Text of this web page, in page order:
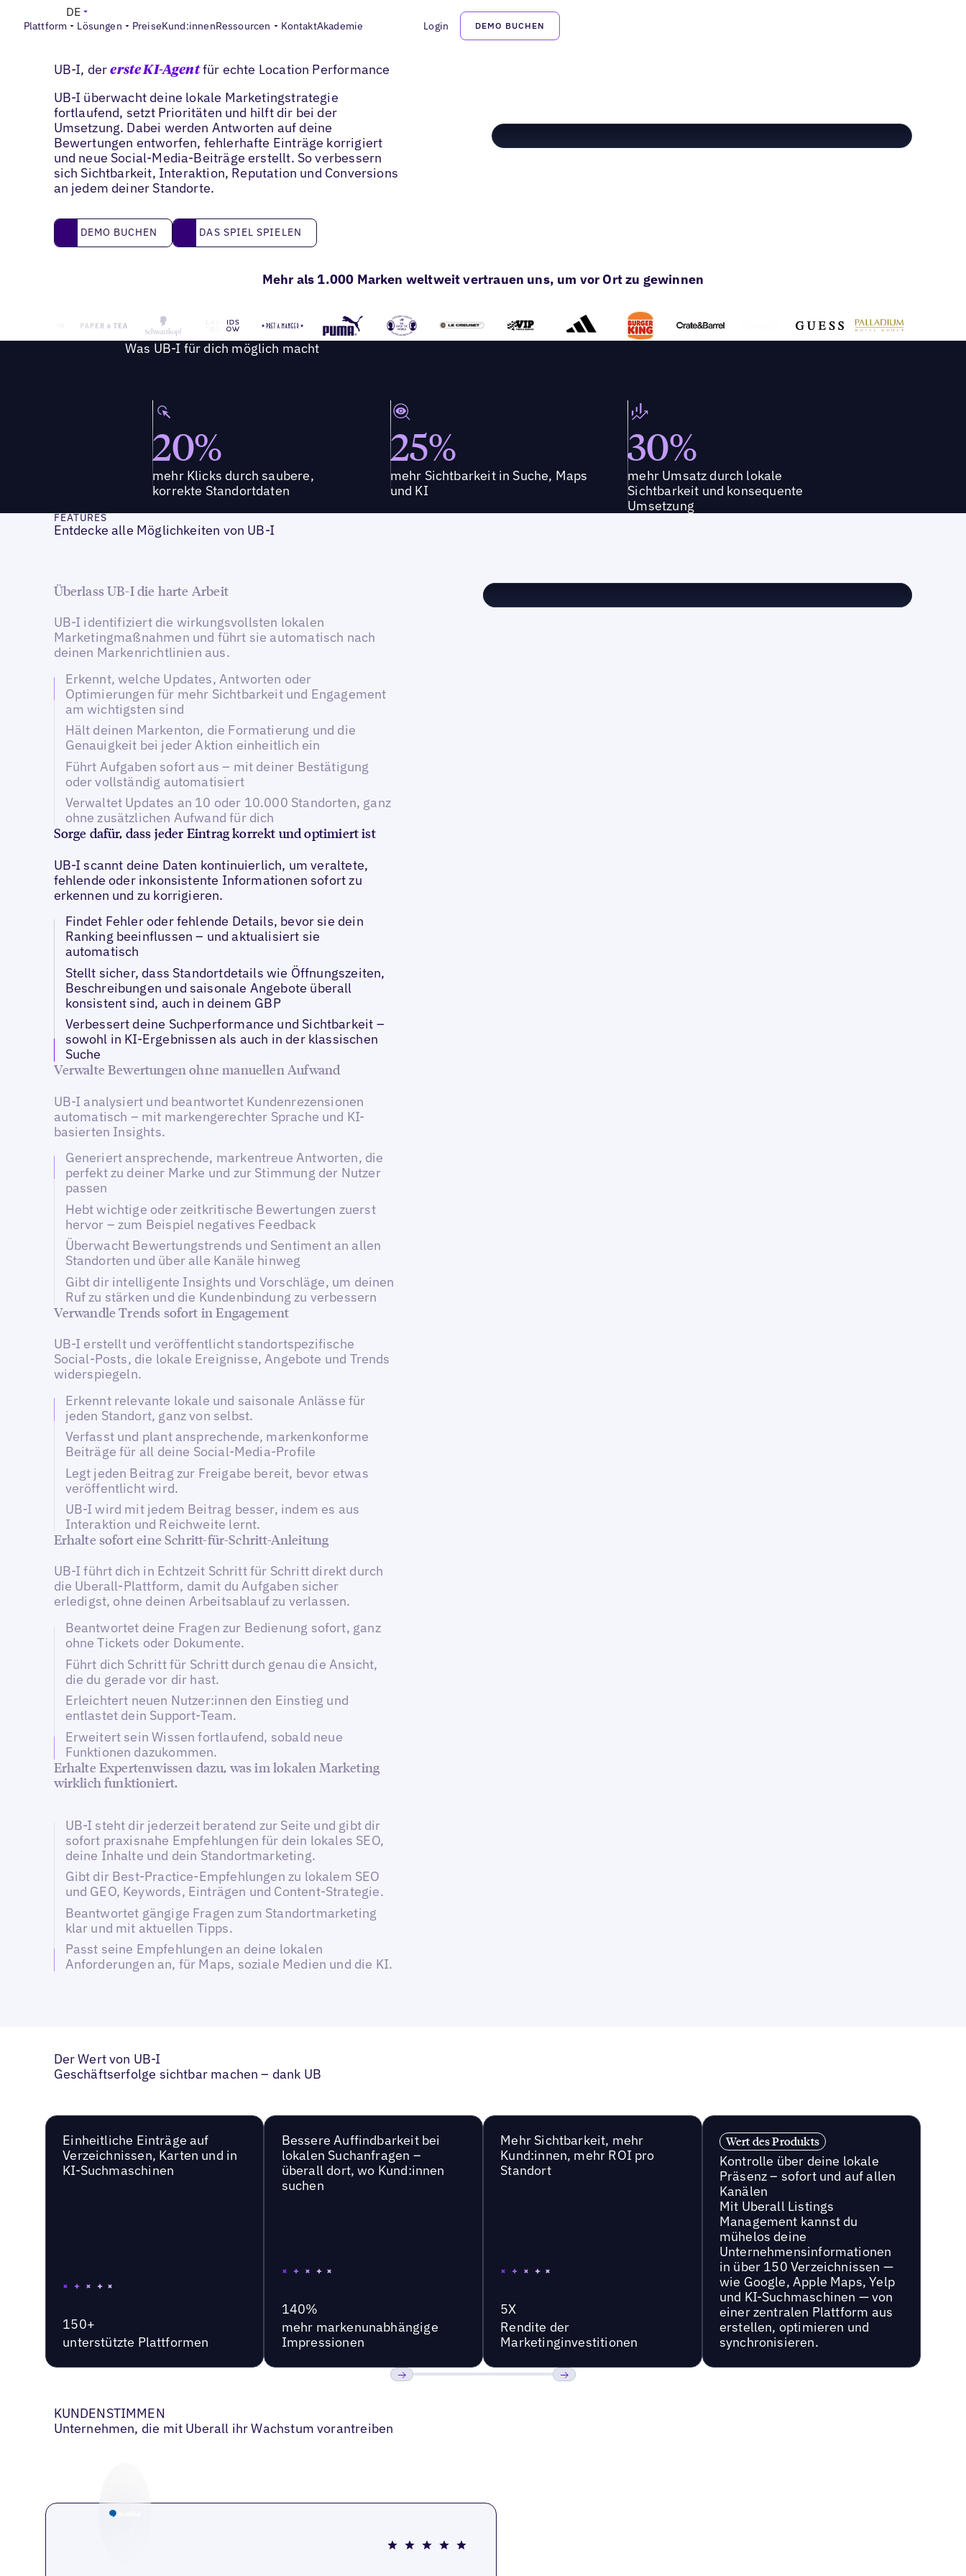
Plattform Lösungen PreiseKund:innenRessourcen KontaktAkademie Login DEMO BUCHEN
DE
UB-I
UB-I, dererste KI-Agentfür echte Location Performance
UB-I überwacht deine lokale Marketingstrategie
fortlaufend, setzt Prioritäten und hilft dir bei der
Umsetzung. Dabei werden Antworten auf deine
Bewertungen entworfen, fehlerhafte Einträge korrigiert
und neue Social-Media-Beiträge erstellt. So verbessern
sich Sichtbarkeit, Interaktion, Reputation und Conversions
an jedem deiner Standorte.
DEMO BUCHEN
DEMO BUCHEN Das Spiel spielen
DAS SPIEL SPIELEN
Mehr als 1.000 Marken weltweit vertrauen uns, um vor Ort zu gewinnen
Was UB-I für dich möglich macht
20%
mehr Klicks durch saubere,
korrekte Standortdaten
25%
mehr Sichtbarkeit in Suche, Maps
und KI
30%
mehr Umsatz durch lokale
Sichtbarkeit und konsequente
Umsetzung
FEATURES
Entdecke alle Möglichkeiten von UB-I
Überlass UB-I die harte Arbeit
UB-I identifiziert die wirkungsvollsten lokalen
Marketingmaßnahmen und führt sie automatisch nach
deinen Markenrichtlinien aus.
Erkennt, welche Updates, Antworten oder
Optimierungen für mehr Sichtbarkeit und Engagement
am wichtigsten sind
Hält deinen Markenton, die Formatierung und die
Genauigkeit bei jeder Aktion einheitlich ein
Führt Aufgaben sofort aus – mit deiner Bestätigung
oder vollständig automatisiert
Verwaltet Updates an 10 oder 10.000 Standorten, ganz
ohne zusätzlichen Aufwand für dich
Sorge dafür, dass jeder Eintrag korrekt und optimiert ist
UB-I scannt deine Daten kontinuierlich, um veraltete,
fehlende oder inkonsistente Informationen sofort zu
erkennen und zu korrigieren.
Findet Fehler oder fehlende Details, bevor sie dein
Ranking beeinflussen – und aktualisiert sie
automatisch
Stellt sicher, dass Standortdetails wie Öffnungszeiten,
Beschreibungen und saisonale Angebote überall
konsistent sind, auch in deinem GBP
Verbessert deine Suchperformance und Sichtbarkeit –
sowohl in KI-Ergebnissen als auch in der klassischen
Suche
Verwalte Bewertungen ohne manuellen Aufwand
UB-I analysiert und beantwortet Kundenrezensionen
automatisch – mit markengerechter Sprache und KI-
basierten Insights.
Generiert ansprechende, markentreue Antworten, die
perfekt zu deiner Marke und zur Stimmung der Nutzer
passen
Hebt wichtige oder zeitkritische Bewertungen zuerst
hervor – zum Beispiel negatives Feedback
Überwacht Bewertungstrends und Sentiment an allen
Standorten und über alle Kanäle hinweg
Gibt dir intelligente Insights und Vorschläge, um deinen
Ruf zu stärken und die Kundenbindung zu verbessern
Verwandle Trends sofort in Engagement
UB-I erstellt und veröffentlicht standortspezifische
Social-Posts, die lokale Ereignisse, Angebote und Trends
widerspiegeln.
Erkennt relevante lokale und saisonale Anlässe für
jeden Standort, ganz von selbst.
Verfasst und plant ansprechende, markenkonforme
Beiträge für all deine Social-Media-Profile
Legt jeden Beitrag zur Freigabe bereit, bevor etwas
veröffentlicht wird.
UB-I wird mit jedem Beitrag besser, indem es aus
Interaktion und Reichweite lernt.
Erhalte sofort eine Schritt-für-Schritt-Anleitung
UB-I führt dich in Echtzeit Schritt für Schritt direkt durch
die Uberall-Plattform, damit du Aufgaben sicher
erledigst, ohne deinen Arbeitsablauf zu verlassen.
Beantwortet deine Fragen zur Bedienung sofort, ganz
ohne Tickets oder Dokumente.
Führt dich Schritt für Schritt durch genau die Ansicht,
die du gerade vor dir hast.
Erleichtert neuen Nutzer:innen den Einstieg und
entlastet dein Support-Team.
Erweitert sein Wissen fortlaufend, sobald neue
Funktionen dazukommen.
Erhalte Expertenwissen dazu, was im lokalen Marketing
wirklich funktioniert.
UB-I steht dir jederzeit beratend zur Seite und gibt dir
sofort praxisnahe Empfehlungen für dein lokales SEO,
deine Inhalte und dein Standortmarketing.
Gibt dir Best-Practice-Empfehlungen zu lokalem SEO
und GEO, Keywords, Einträgen und Content-Strategie.
Beantwortet gängige Fragen zum Standortmarketing
klar und mit aktuellen Tipps.
Passt seine Empfehlungen an deine lokalen
Anforderungen an, für Maps, soziale Medien und die KI.
Der Wert von UB-I
Geschäftserfolge sichtbar machen – dank UB
Einheitliche Einträge auf
Verzeichnissen, Karten und in
KI-Suchmaschinen
150+
unterstützte Plattformen
Bessere Auffindbarkeit bei
lokalen Suchanfragen –
überall dort, wo Kund:innen
suchen
140%
mehr markenunabhängige
Impressionen
Mehr Sichtbarkeit, mehr
Kund:innen, mehr ROI pro
Standort
5X
Rendite der
Marketinginvestitionen
Wert des Produkts
Kontrolle über deine lokale
Präsenz – sofort und auf allen
Kanälen
Mit Uberall Listings
Management kannst du
mühelos deine
Unternehmensinformationen
in über 150 Verzeichnissen —
wie Google, Apple Maps, Yelp
und KI-Suchmaschinen — von
einer zentralen Plattform aus
erstellen, optimieren und
synchronisieren.
KUNDENSTIMMEN
Unternehmen, die mit Uberall ihr Wachstum vorantreiben